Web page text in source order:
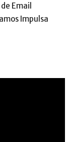
de Email
Impulsa